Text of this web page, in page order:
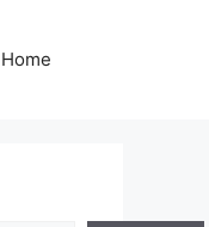
Home